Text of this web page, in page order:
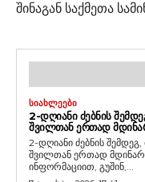
შინაგან საქმეთა
ᲡᲘᲐᲮᲚᲔᲔᲑᲘ
2-ᲓᲦᲘᲐᲜᲘ ᲫᲔᲑᲜᲘᲡ
ᲨᲕᲘᲚᲗᲐᲜ ᲔᲠᲗᲐᲓ
2-დღიანი ძებნის
შვილთან ერთად
ინფორმაციით, გუშინ,...